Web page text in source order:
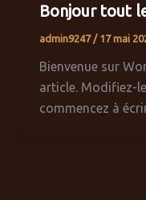
Bonjour tout
admin9247 / 17 mai
Bienvenue sur
article. Modifiez-
commencez à